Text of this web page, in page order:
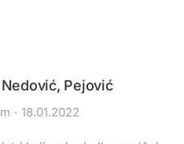
Pejović
18.01.2022